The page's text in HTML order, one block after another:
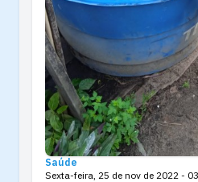
Saúde
Sexta-feira, 25 de nov de 2022 -